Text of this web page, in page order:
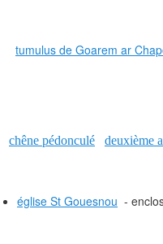
tumulus de Goarem ar
chêne pédonculé deuxième
église St Gouesnou -